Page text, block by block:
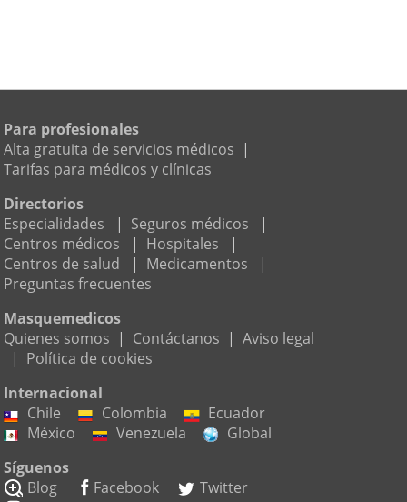
Para profesionales
Alta gratuita de servicios médicos |
Tarifas para médicos y clínicas
Directorios
Especialidades
| Seguros médicos
|
Centros médicos
| Hospitales
|
Centros de salud
| Medicamentos
|
Preguntas frecuentes
Masquemedicos
Quienes somos | Contáctanos | Aviso legal
| Política de cookies
Internacional
Chile
Colombia
Ecuador
México
Venezuela
Global
Síguenos
Blog
Facebook
Twitter